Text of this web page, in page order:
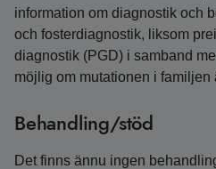
information om diagnostik och
och fosterdiagnostik, liksom
diagnostik (PGD) i samband
möjlig om mutationen i familjen
Behandling/stöd
Det finns ännu ingen